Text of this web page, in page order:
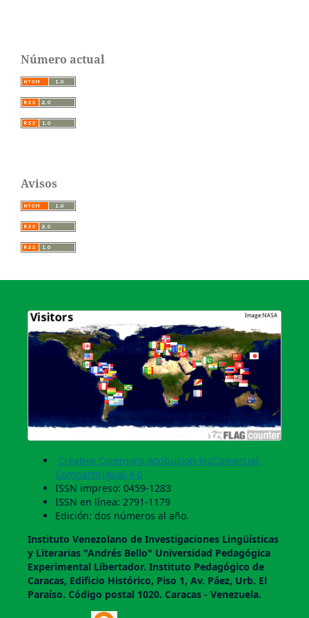
Número actual
Avisos
Creative Commons Atribución-NoComercial-
CompartirIgual 4.0
ISSN impreso: 0459-1283
ISSN en línea: 2791-1179
Edición: dos números al año.
Instituto Venezolano de Investigaciones Lingüí­sticas
y Literarias "Andrés Bello" Universidad Pedagógica
Experimental Libertador. Instituto Pedagógico de
Caracas, Edificio Histórico, Piso 1, Av. Páez, Urb. El
Paraí­so. Código postal 1020. Caracas - Venezuela.